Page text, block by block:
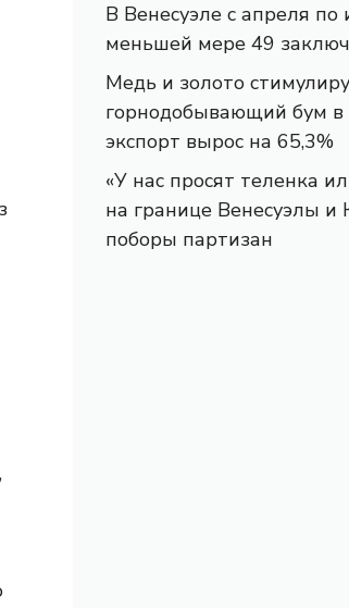
В Венесуэле с апреля
меньшей мере 49
Медь и золото
горнодобывающий бум в
экспорт вырос на 65,3%
«У нас просят теленка
на границе Венесуэлы и
поборы партизан